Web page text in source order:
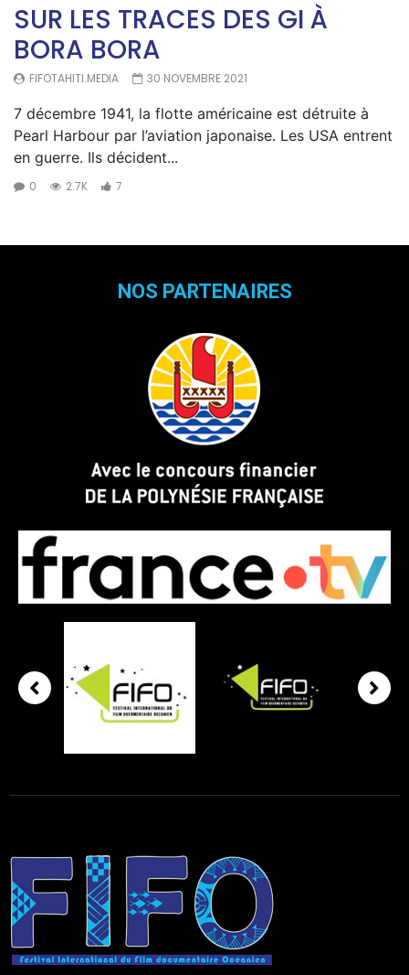
SUR LES TRACES DES GI À
BORA BORA
FIFOTAHITI.MEDIA 30 NOVEMBRE 2021
7 décembre 1941, la flotte américaine est détruite à
Pearl Harbour par l’aviation japonaise. Les USA entrent
en guerre. Ils décident...
0 2.7K 7
NOS PARTENAIRES